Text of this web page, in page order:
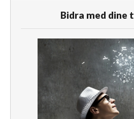
Bidra med dine